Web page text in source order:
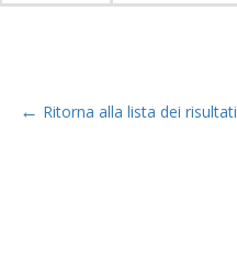
← Ritorna alla lista dei risultati